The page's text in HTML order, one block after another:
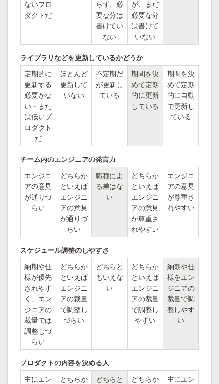
ないプロ
ダクトだ
らず、必
要な分は
書けてい
ない
が、まだ
必要な分
は書けて
いない
ライブラリなどを更新しているかどうか
定期的に
更新する
必要がな
い・また
は低いプ
ロダクト
だ
ほとんど
更新して
いない
不定期だ
が更新し
ている
期間を決
めて定期
的に更新
している
期間を決
めて定期
的に自動
で更新し
ている
チーム内のエンジニアの発言力
エンジニ
アの意見
が通りづ
らい
どちらか
といえば
エンジニ
アの意見
が通りづ
らい
職種によ
る差はな
い
どちらか
といえば
エンジニ
アの意見
が尊重さ
れやすい
エンジニ
アの意見
が尊重さ
れやすい
スケジュール調整のしやすさ
納期や仕
様が優先
されやす
く、エン
ジニアの
裁量では
調整しづ
らい
どちらか
といえば
エンジニ
アの裁量
で調整し
づらい
どちらと
もいえな
い
どちらか
といえば
エンジニ
アの裁量
で調整し
やすい
納期や仕
様をエン
ジニアの
裁量で調
整しやす
い
プロダクトの内容を決める人
主にエン
どちらか
どちらと
どちらか
主にエン